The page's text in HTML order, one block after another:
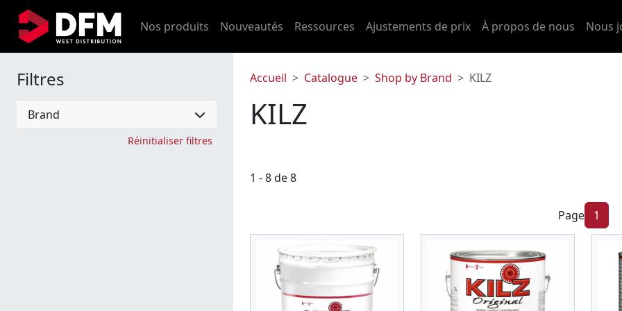
Nos produits Nouveautés Ressources Ajustements de prix À propos de nous Nous
Filtres
Brand
Réinitialiser filtres
Accueil Catalogue Shop by Brand KILZ
KILZ
1 - 8 de 8
Page 1